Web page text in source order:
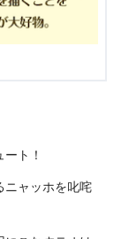
ト！
ニャッホを叱咤